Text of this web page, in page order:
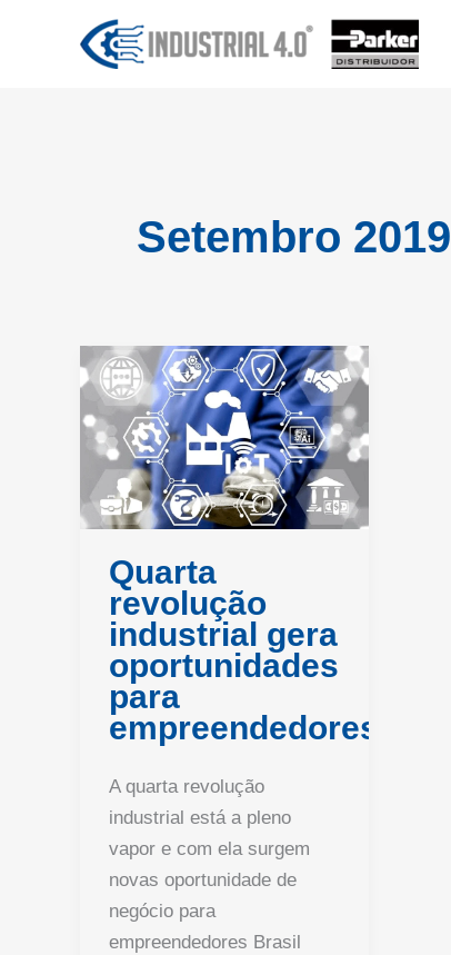
Setembro 2019
Quarta
revolução
industrial gera
oportunidades
para
empreendedores
A quarta revolução
industrial está a pleno
vapor e com ela surgem
novas oportunidade de
negócio para
empreendedores Brasil